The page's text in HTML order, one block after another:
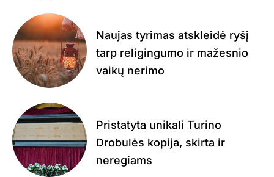
Naujas tyrimas atskleidė ryšį
tarp religingumo ir mažesnio
vaikų nerimo
Pristatyta unikali Turino
Drobulės kopija, skirta ir
neregiams